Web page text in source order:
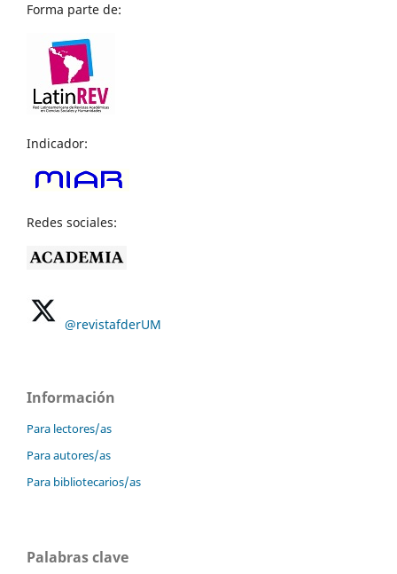
Forma parte de:
Indicador:
Redes sociales:
@revistafderUM
Información
Para lectores/as
Para autores/as
Para bibliotecarios/as
Palabras clave